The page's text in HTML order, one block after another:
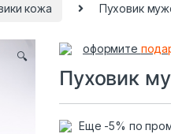
кожа Пуховик
🔍
оформите
Пуховик
Еще -5% по